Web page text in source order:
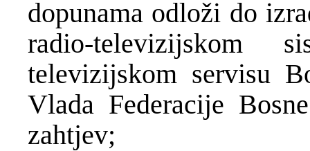
dopunama odloži do
radio-televizijskom
televizijskom servisu
Vlada Federacije
zahtjev;